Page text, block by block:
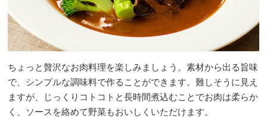
ちょっと贅沢なお肉料理を楽しみましょう。素材から出る旨味
で、シンプルな調味料で作ることができます。難しそうに見え
ますが、じっくりコトコトと長時間煮込むことでお肉は柔らか
く、ソースを絡めて野菜もおいしくいただけます。